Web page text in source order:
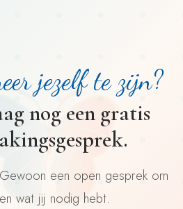
jezelf te zijn?
nog een gratis
een open gesprek om
wat jij nodig hebt.